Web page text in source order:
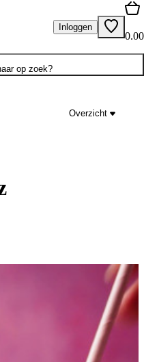
Inloggen
0.00
op zoek?
Overzicht